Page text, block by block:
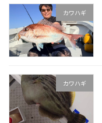
カワハギ
カワハギ